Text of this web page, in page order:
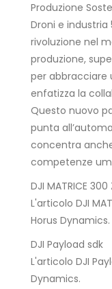
Produzione
Droni e industria
rivoluzione nel
produzione,
per abbracciare
enfatizza la
Questo nuovo
punta
concentra
competenze
DJI MATRICE 300
L'articolo DJI
Horus Dynamics.
DJI Payload sdk
L'articolo DJI
Dynamics.